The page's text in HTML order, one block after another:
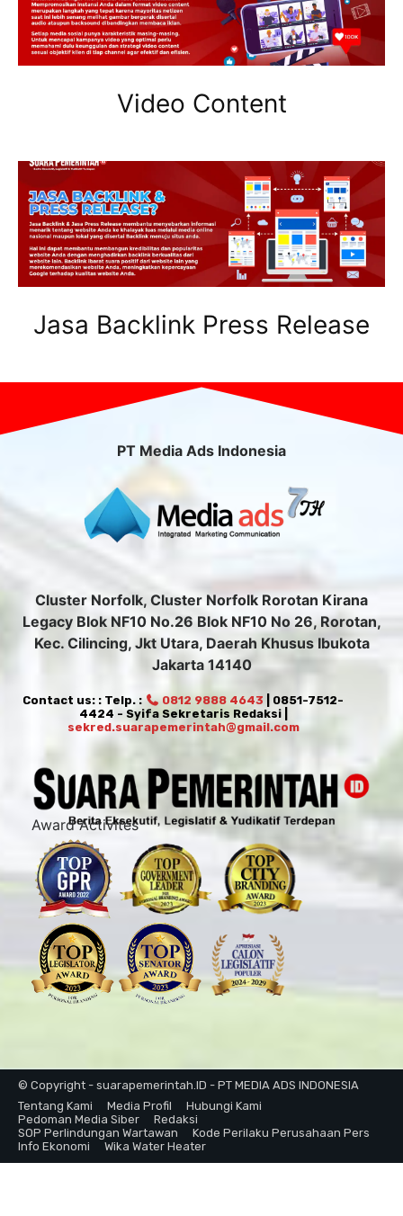
Video Content
Jasa Backlink Press Release
PT Media Ads Indonesia
Cluster Norfolk, Cluster Norfolk Rorotan Kirana
Legacy Blok NF10 No.26 Blok NF10 No 26, Rorotan,
Kec. Cilincing, Jkt Utara, Daerah Khusus Ibukota
Jakarta 14140
Contact us: : Telp. : 0812 9888 4643 | 0851-7512-
4424 - Syifa Sekretaris Redaksi |
sekred.suarapemerintah@gmail.com
Award Activites
© Copyright - suarapemerintah.ID - PT MEDIA ADS INDONESIA
Tentang Kami
Media Profil
Hubungi Kami
Pedoman Media Siber
Redaksi
SOP Perlindungan Wartawan
Kode Perilaku Perusahaan Pers
Info Ekonomi
Wika Water Heater